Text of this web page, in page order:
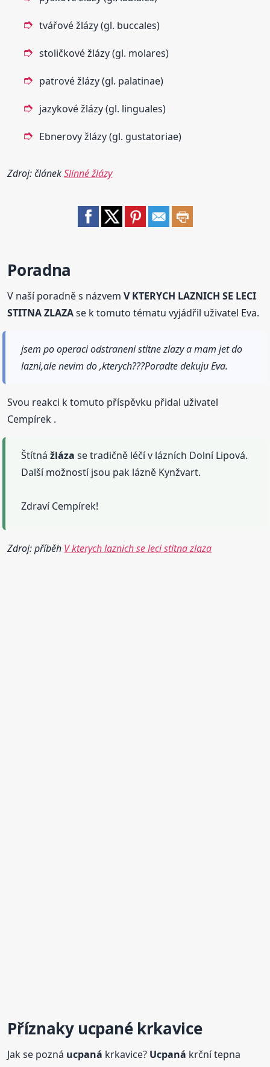
tvářové žlázy (gl. buccales)
stoličkové žlázy (gl. molares)
patrové žlázy (gl. palatinae)
jazykové žlázy (gl. linguales)
Ebnerovy žlázy (gl. gustatoriae)
Zdroj: článekSlinné žlázy
Poradna
V naší poradně s názvemV KTERYCH LAZNICH SE LECI
STITNA ZLAZAse k tomuto tématu vyjádřil uživatel Eva.
jsem po operaci odstraneni stitne zlazy a mam jet do
lazni,ale nevim do ,kterych???Poradte dekuju Eva.
Svou reakci k tomuto příspěvku přidal uživatel
Cempírek .
Štítnážláza se tradičně léčí v lázních Dolní Lipová.
Další možností jsou pak lázně Kynžvart.
Zdraví Cempírek!
Zdroj: příběh V kterych laznich se leci stitna zlaza
Příznaky ucpané krkavice
Jak se pozná ucpaná krkavice? Ucpaná krční tepna